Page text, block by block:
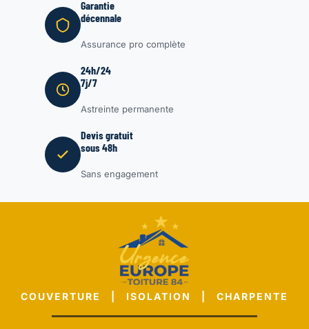
Garantie
décennale
Assurance pro complète
24h/24
7j/7
Astreinte permanente
Devis gratuit
sous 48h
Sans engagement
COUVERTURE | ISOLATION | CHARPENTE